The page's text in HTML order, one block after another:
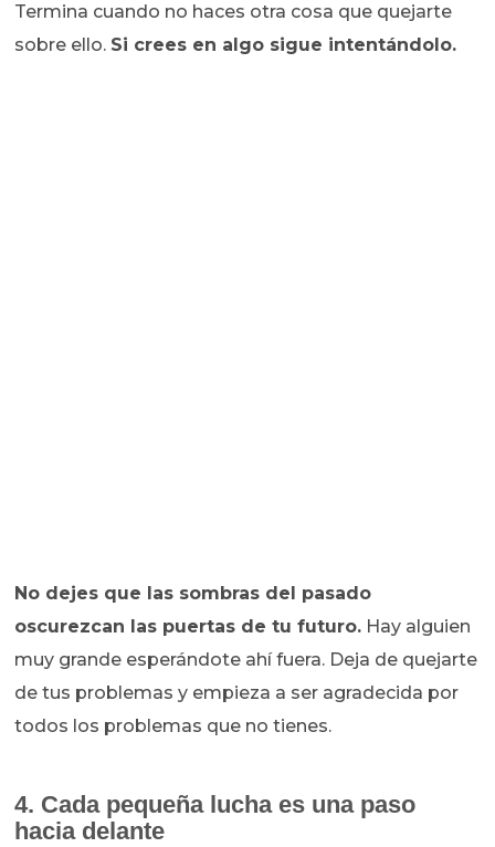
Termina cuando no haces otra cosa que quejarte
sobre ello. Si crees en algo sigue intentándolo.
No dejes que las sombras del pasado
oscurezcan las puertas de tu futuro. Hay alguien
muy grande esperándote ahí fuera. Deja de quejarte
de tus problemas y empieza a ser agradecida por
todos los problemas que no tienes.
4. Cada pequeña lucha es una paso
hacia delante